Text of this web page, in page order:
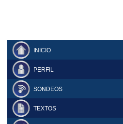
INICIO
PERFIL
SONDEOS
TEXTOS